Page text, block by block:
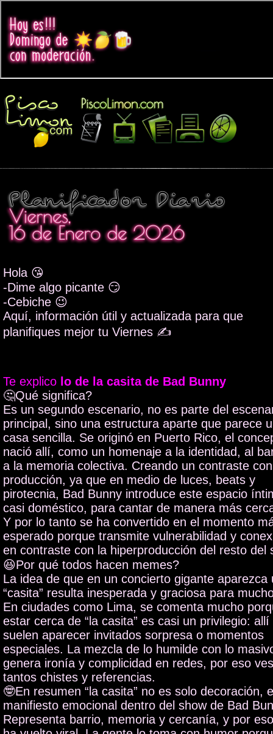
Hola 😘
-Dime algo picante 😏
-Cebiche 😉
Aquí, información útil y actualizada para que
planifiques mejor tu Viernes ✍️
Te explico lo de la casita de Bad Bunny
🤔Qué significa?
Es un segundo escenario, no es parte del
principal, sino una estructura aparte que parece
casa sencilla. Se originó en Puerto Rico, el
nació allí, como un homenaje a la identidad, al
a la memoria colectiva. Creando un contraste
producción, ya que en medio de luces, beats y
pirotecnia, Bad Bunny introduce este espacio
casi doméstico, para cantar de manera más
Y por lo tanto se ha convertido en el momento
esperado porque transmite vulnerabilidad y
en contraste con la hiperproducción del resto del
😆Por qué todos hacen memes?
La idea de que en un concierto gigante aparezca
“casita” resulta inesperada y graciosa para
En ciudades como Lima, se comenta mucho
estar cerca de “la casita” es casi un privilegio: allí
suelen aparecer invitados sorpresa o momentos
especiales. La mezcla de lo humilde con lo
genera ironía y complicidad en redes, por eso ves
tantos chistes y referencias.
🤓En resumen “la casita” no es solo decoración,
manifiesto emocional dentro del show de Bad
Representa barrio, memoria y cercanía, y por